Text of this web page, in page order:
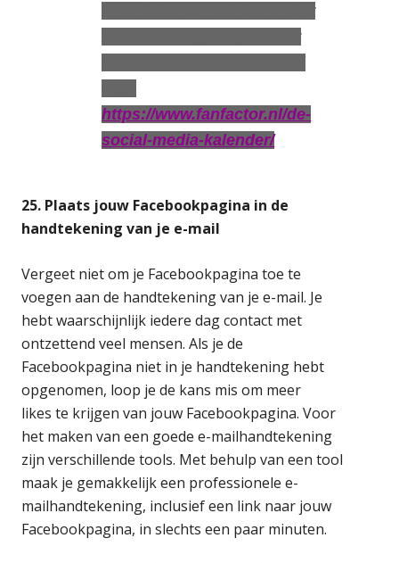
voor je tot en met december
2023. Volledig aanpasbaar
voor jouw bedrijf. Kijk snel
https://www.fanfactor.nl/de-
social-media-kalender/
25. Plaats jouw Facebookpagina in de
handtekening van je e-mail
Vergeet niet om je Facebookpagina toe te
voegen aan de handtekening van je e-mail. Je
hebt waarschijnlijk iedere dag contact met
ontzettend veel mensen. Als je de
Facebookpagina niet in je handtekening hebt
opgenomen, loop je de kans mis om meer
likes te krijgen van jouw Facebookpagina. Voor
het maken van een goede e-mailhandtekening
zijn verschillende tools. Met behulp van een tool
maak je gemakkelijk een professionele e-
mailhandtekening, inclusief een link naar jouw
Facebookpagina, in slechts een paar minuten.